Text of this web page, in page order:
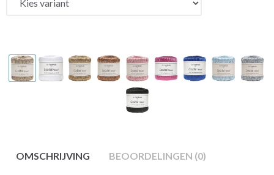
OMSCHRIJVING BEOORDELINGEN (0)